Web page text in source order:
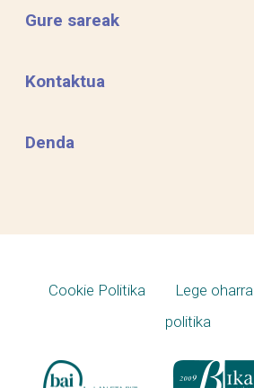
Gure sareak
Kontaktua
Denda
Cookie Politika Lege oharra
politika